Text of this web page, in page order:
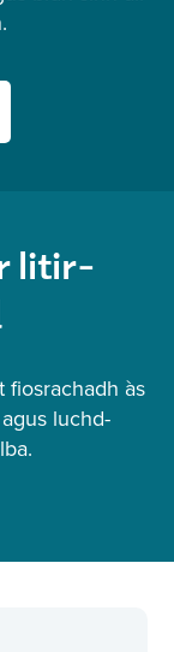
litir-
fiosrachadh às
luchd-